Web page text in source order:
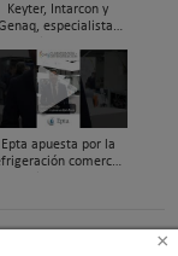
Keyter, Intarcon y
especialistas
de alta eficiencia en
Feria C&R 2025
Epta apuesta por la
comercial
×